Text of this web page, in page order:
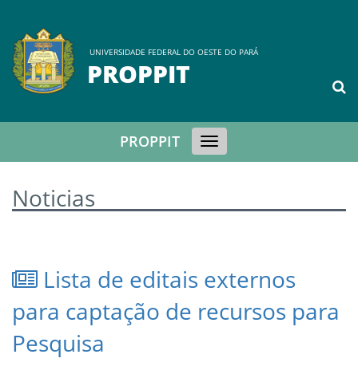
UNIVERSIDADE FEDERAL DO OESTE DO PARÁ
PROPPIT
Toggle
navigation
PROPPIT
Noticias
Lista de editais externos
para captação de recursos para
Pesquisa